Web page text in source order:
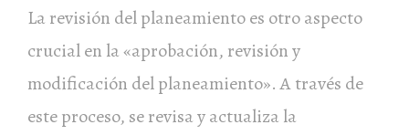
La revisión del planeamiento es otro aspecto
crucial en la «aprobación, revisión y
modificación del planeamiento». A través de
este proceso, se revisa y actualiza la